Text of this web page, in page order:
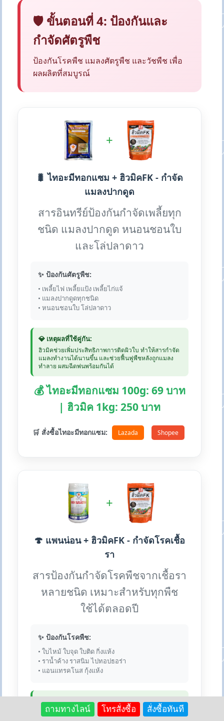
🛡️ ขั้นตอนที่ 4: ป้องกันและ
กำจัดศัตรูพืช
ป้องกันโรคพืช แมลงศัตรูพืช และวัชพืช เพื่อ
ผลผลิตที่สมบูรณ์
+
🐛 ไทอะมีทอกแซม + ฮิวมิคFK - กำจัด
แมลงปากดูด
สารอินทรีย์ป้องกันกำจัดเพลี้ยทุก
ชนิด แมลงปากดูด หนอนชอนใบ
และโล่ปลาดาว
✨ ป้องกันศัตรูพืช:
• เพลี้ยไฟ เพลี้ยแป้ง เพลี้ยไก่แจ้
• แมลงปากดูดทุกชนิด
• หนอนชอนใบ โล่ปลาดาว
💎 เหตุผลที่ใช้คู่กัน:
ฮิวมิคช่วยเพิ่มประสิทธิภาพการติดผิวใบ ทำให้สารกำจัด
แมลงทำงานได้นานขึ้น และช่วยฟื้นฟูพืชหลังถูกแมลง
ทำลาย ผสมฉีดพ่นพร้อมกันได้
💰 ไทอะมีทอกแซม 100g: 69 บาท
| ฮิวมิค 1kg: 250 บาท
🛒 สั่งซื้อไทอะมีทอกแซม: Lazada Shopee
+
🍄 แพนน่อน + ฮิวมิคFK - กำจัดโรคเชื้อ
รา
สารป้องกันกำจัดโรคพืชจากเชื้อรา
หลายชนิด เหมาะสำหรับทุกพืช
ใช้ได้ตลอดปี
✨ ป้องกันโรคพืช:
• ใบไหม้ ใบจุด ใบติด กิ่งแห้ง
• ราน้ำค้าง ราสนิม ไปทอปธอร่า
• แอนแทรคโนส กุ้งแห้ง
💎 เหตุผลที่ใช้คู่กัน:
ฮิวมิคช่วยเสริมความแข็งแรงให้พืช ทำให้ต้านทานโรค
ถามทางไลน์ โทรสั่งซื้อ สั่งซื้อทันที